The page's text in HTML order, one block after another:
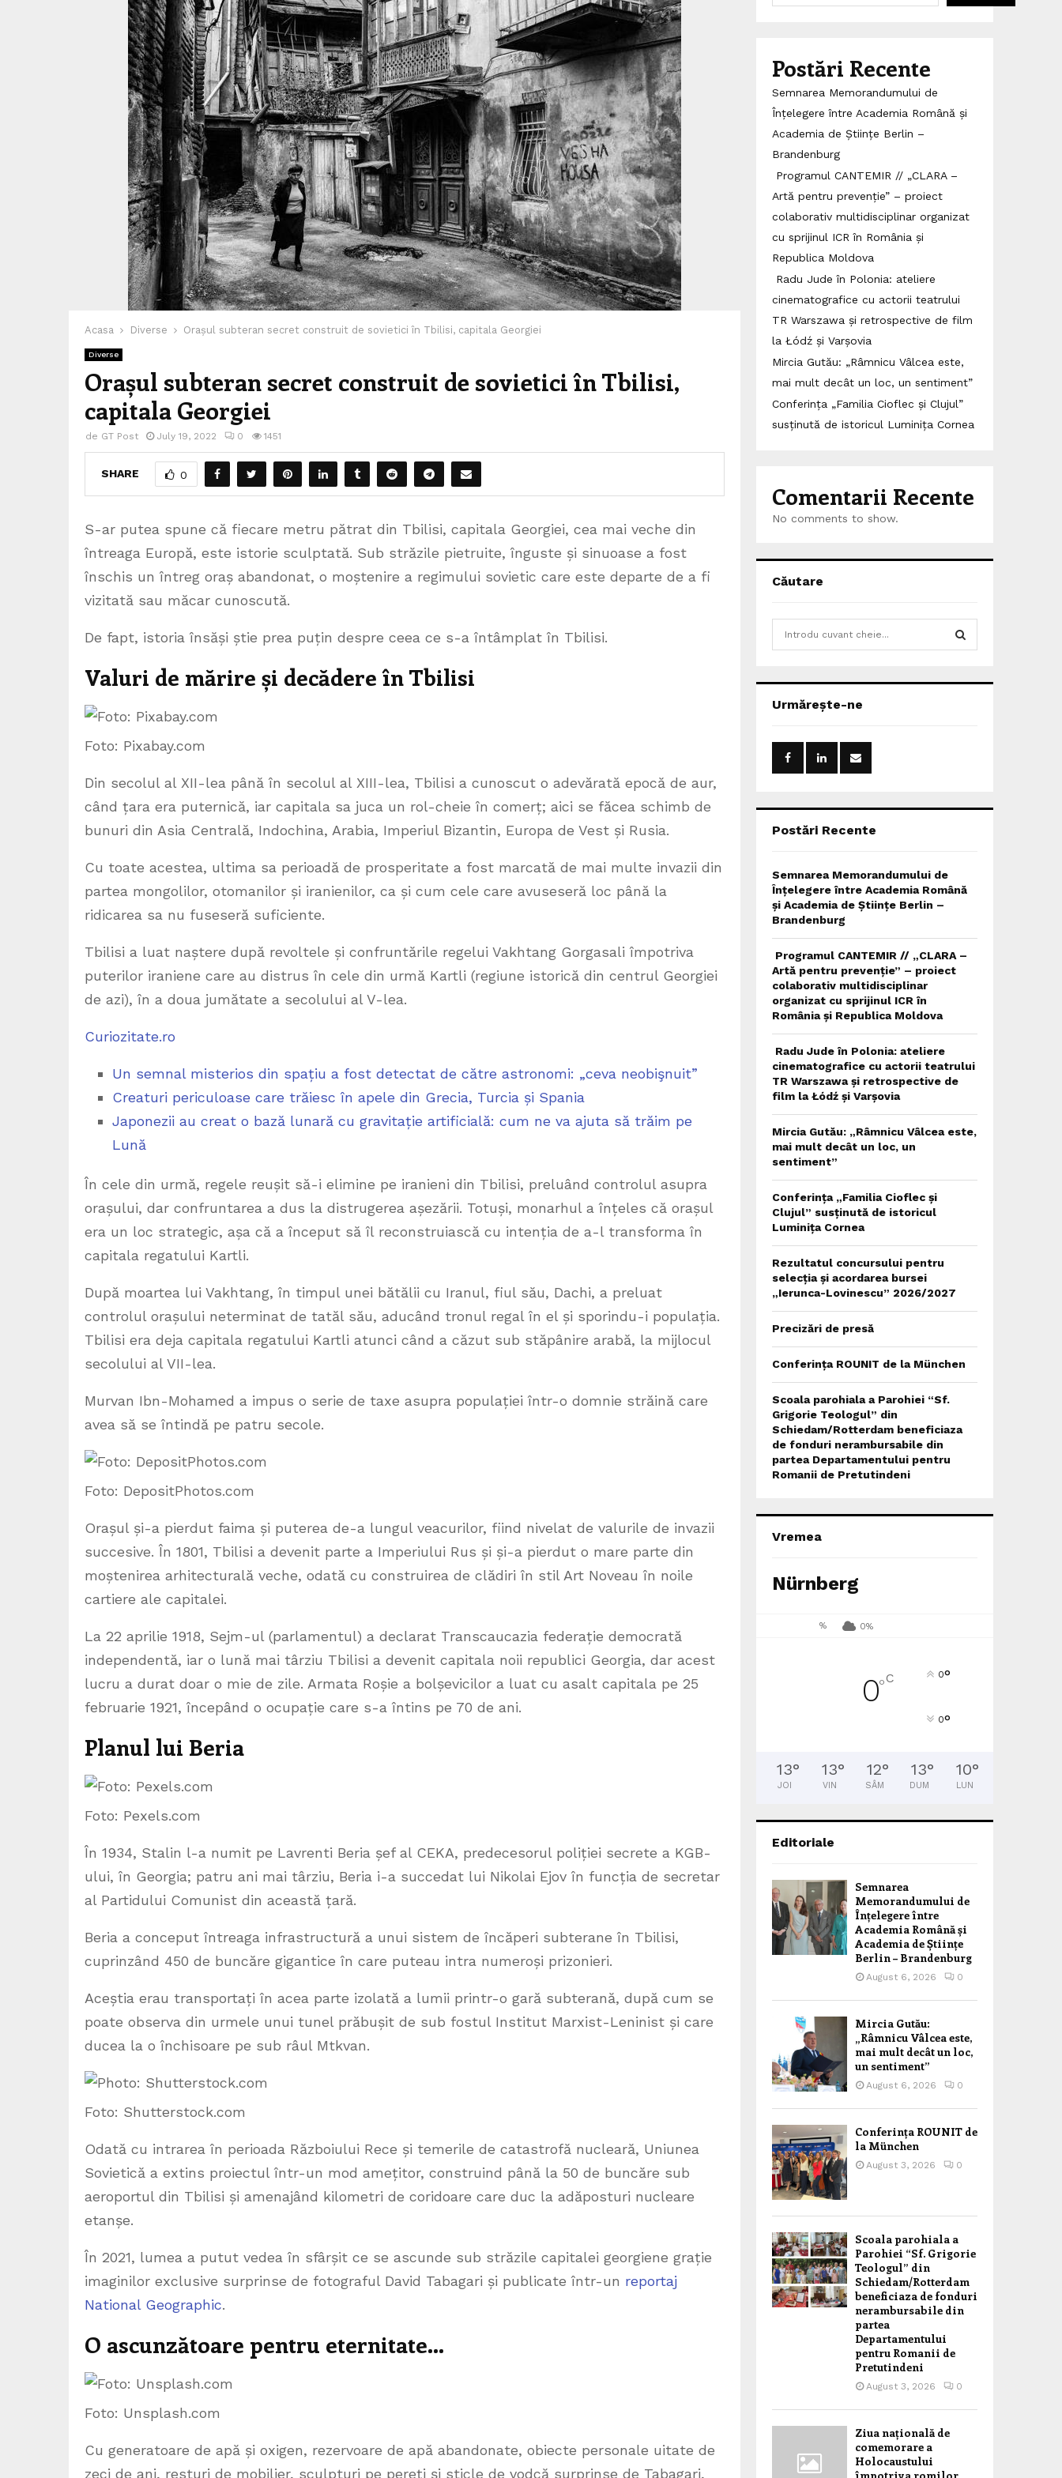
Acasa Diverse Orașul subteran secret construit de sovietici în Tbilisi, capitala Georgiei
Diverse
Orașul subteran secret construit de sovietici în Tbilisi,
capitala Georgiei
de GT Post July 19, 2022 0 1451
SHARE 0
S-ar putea spune că fiecare metru pătrat din Tbilisi, capitala Georgiei, cea mai veche din
întreaga Europă, este istorie sculptată. Sub străzile pietruite, înguste și sinuoase a fost
înschis un întreg oraș abandonat, o moștenire a regimului sovietic care este departe de a fi
vizitată sau măcar cunoscută.
De fapt, istoria însăși știe prea puțin despre ceea ce s-a întâmplat în Tbilisi.
Valuri de mărire și decădere în Tbilisi
Foto: Pixabay.com
Din secolul al XII-lea până în secolul al XIII-lea, Tbilisi a cunoscut o adevărată epocă de aur,
când țara era puternică, iar capitala sa juca un rol-cheie în comerț; aici se făcea schimb de
bunuri din Asia Centrală, Indochina, Arabia, Imperiul Bizantin, Europa de Vest și Rusia.
Cu toate acestea, ultima sa perioadă de prosperitate a fost marcată de mai multe invazii din
partea mongolilor, otomanilor și iranienilor, ca și cum cele care avuseseră loc până la
ridicarea sa nu fuseseră suficiente.
Tbilisi a luat naștere după revoltele și confruntările regelui Vakhtang Gorgasali împotriva
puterilor iraniene care au distrus în cele din urmă Kartli (regiune istorică din centrul Georgiei
de azi), în a doua jumătate a secolului al V-lea.
Curiozitate.ro
Un semnal misterios din spațiu a fost detectat de către astronomi: „ceva neobişnuit”
Creaturi periculoase care trăiesc în apele din Grecia, Turcia și Spania
Japonezii au creat o bază lunară cu gravitație artificială: cum ne va ajuta să trăim pe
Lună
În cele din urmă, regele reușit să-i elimine pe iranieni din Tbilisi, preluând controlul asupra
orașului, dar confruntarea a dus la distrugerea așezării. Totuși, monarhul a înțeles că orașul
era un loc strategic, așa că a început să îl reconstruiască cu intenția de a-l transforma în
capitala regatului Kartli.
După moartea lui Vakhtang, în timpul unei bătălii cu Iranul, fiul său, Dachi, a preluat
controlul orașului neterminat de tatăl său, aducând tronul regal în el și sporindu-i populația.
Tbilisi era deja capitala regatului Kartli atunci când a căzut sub stăpânire arabă, la mijlocul
secolului al VII-lea.
Murvan Ibn-Mohamed a impus o serie de taxe asupra populației într-o domnie străină care
avea să se întindă pe patru secole.
Foto: DepositPhotos.com
Orașul și-a pierdut faima și puterea de-a lungul veacurilor, fiind nivelat de valurile de invazii
succesive. În 1801, Tbilisi a devenit parte a Imperiului Rus și și-a pierdut o mare parte din
moștenirea arhitecturală veche, odată cu construirea de clădiri în stil Art Noveau în noile
cartiere ale capitalei.
La 22 aprilie 1918, Sejm-ul (parlamentul) a declarat Transcaucazia federație democrată
independentă, iar o lună mai târziu Tbilisi a devenit capitala noii republici Georgia, dar acest
lucru a durat doar o mie de zile. Armata Roșie a bolșevicilor a luat cu asalt capitala pe 25
februarie 1921, începând o ocupație care s-a întins pe 70 de ani.
Planul lui Beria
Foto: Pexels.com
În 1934, Stalin l-a numit pe Lavrenti Beria șef al CEKA, predecesorul poliției secrete a KGB-
ului, în Georgia; patru ani mai târziu, Beria i-a succedat lui Nikolai Ejov în funcția de secretar
al Partidului Comunist din această țară.
Beria a conceput întreaga infrastructură a unui sistem de încăperi subterane în Tbilisi,
cuprinzând 450 de buncăre gigantice în care puteau intra numeroși prizonieri.
Aceștia erau transportați în acea parte izolată a lumii printr-o gară subterană, după cum se
poate observa din urmele unui tunel prăbușit de sub fostul Institut Marxist-Leninist și care
ducea la o închisoare pe sub râul Mtkvan.
Foto: Shutterstock.com
Odată cu intrarea în perioada Războiului Rece și temerile de catastrofă nucleară, Uniunea
Sovietică a extins proiectul într-un mod amețitor, construind până la 50 de buncăre sub
aeroportul din Tbilisi și amenajând kilometri de coridoare care duc la adăposturi nucleare
etanșe.
În 2021, lumea a putut vedea în sfârșit ce se ascunde sub străzile capitalei georgiene grație
imaginilor exclusive surprinse de fotograful David Tabagari și publicate într-un reportaj
National Geographic.
O ascunzătoare pentru eternitate…
Foto: Unsplash.com
Cu generatoare de apă și oxigen, rezervoare de apă abandonate, obiecte personale uitate de
zeci de ani, resturi de mobilier, sculpturi pe pereți și sticle de vodcă surprinse de Tabagari,
Postări Recente
Semnarea Memorandumului de
Înțelegere între Academia Română și
Academia de Științe Berlin –
Brandenburg
Programul CANTEMIR // „CLARA –
Artă pentru prevenție” – proiect
colaborativ multidisciplinar organizat
cu sprijinul ICR în România și
Republica Moldova
Radu Jude în Polonia: ateliere
cinematografice cu actorii teatrului
TR Warszawa și retrospective de film
la Łódź și Varșovia
Mircia Gutău: „Râmnicu Vâlcea este,
mai mult decât un loc, un sentiment”
Conferința „Familia Cioflec și Clujul”
susținută de istoricul Luminița Cornea
Comentarii Recente
No comments to show.
Căutare
h
o
:
Urmărește-ne
Postări Recente
Semnarea Memorandumului de
Înțelegere între Academia Română
și Academia de Științe Berlin –
Brandenburg
Programul CANTEMIR // „CLARA –
Artă pentru prevenție” – proiect
colaborativ multidisciplinar
organizat cu sprijinul ICR în
România și Republica Moldova
Radu Jude în Polonia: ateliere
cinematografice cu actorii teatrului
TR Warszawa și retrospective de
film la Łódź și Varșovia
Mircia Gutău: „Râmnicu Vâlcea este,
mai mult decât un loc, un
sentiment”
Conferința „Familia Cioflec și
Clujul” susținută de istoricul
Luminița Cornea
Rezultatul concursului pentru
selecția și acordarea bursei
„Ierunca-Lovinescu” 2026/2027
Precizări de presă
Conferința ROUNIT de la München
Scoala parohiala a Parohiei “Sf.
Grigorie Teologul” din
Schiedam/Rotterdam beneficiaza
de fonduri nerambursabile din
partea Departamentului pentru
Romanii de Pretutindeni
Vremea
Nürnberg
% 0%
0°C 0°
0°
13°
JOI
13°
VIN
12°
SÂM
13°
DUM
10°
LUN
Editoriale
Semnarea
Memorandumului de
Înțelegere între
Academia Română și
Academia de Științe
Berlin – Brandenburg
August 6, 2026 0
Mircia Gutău:
„Râmnicu Vâlcea este,
mai mult decât un loc,
un sentiment”
August 6, 2026 0
Conferința ROUNIT de
la München
August 3, 2026 0
Scoala parohiala a
Parohiei “Sf. Grigorie
Teologul” din
Schiedam/Rotterdam
beneficiaza de fonduri
nerambursabile din
partea
Departamentului
pentru Romanii de
Pretutindeni
August 3, 2026 0
Ziua națională de
comemorare a
Holocaustului